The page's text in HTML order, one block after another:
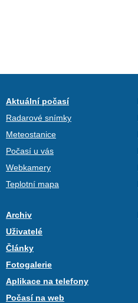
Aktuální počasí
Radarové snímky
Meteostanice
Počasí u vás
Webkamery
Teplotní mapa
Archiv
Uživatelé
Články
Fotogalerie
Aplikace na telefony
Počasí na web